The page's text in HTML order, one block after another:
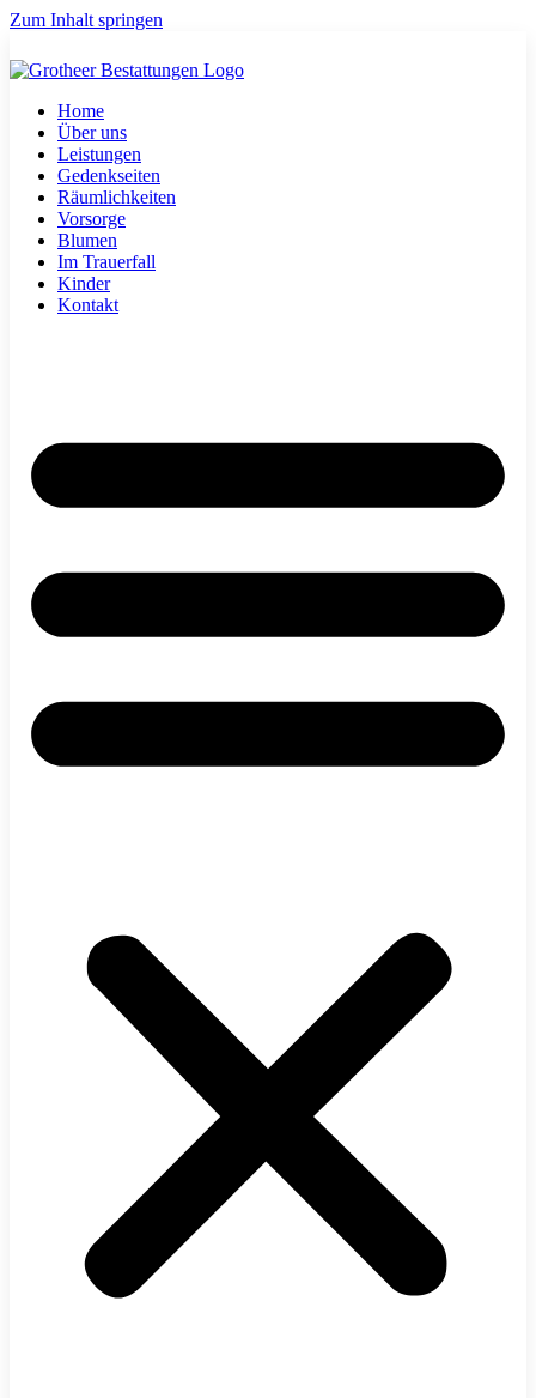
Zum Inhalt springen
Home
Über uns
Leistungen
Gedenkseiten
Räumlichkeiten
Vorsorge
Blumen
Im Trauerfall
Kinder
Kontakt